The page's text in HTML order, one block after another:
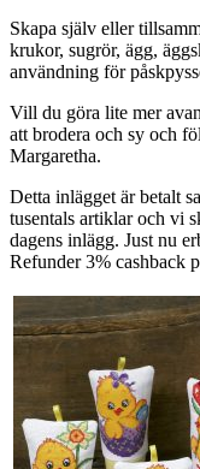
Skapa själv eller
krukor, sugrör, ägg,
användning för
Vill du göra lite mer
att brodera och sy och
Margaretha.
Detta inlägget är betalt
tusentals artiklar och vi
dagens inlägg. Just nu
Refunder 3% cashback